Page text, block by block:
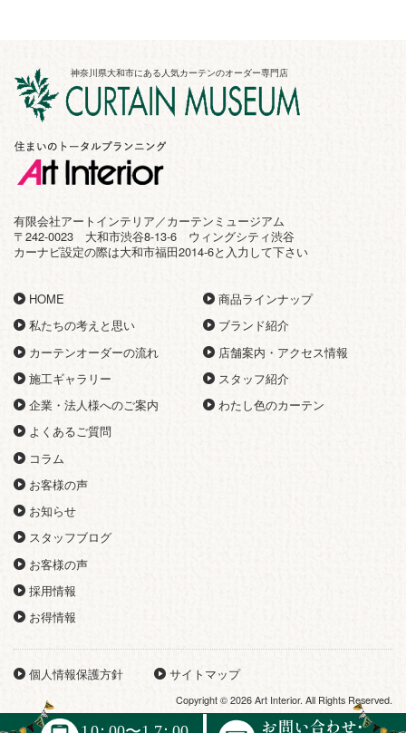
神奈川県大和市にある人気カーテンのオーダー専門店
有限会社アートインテリア／カーテンミュージアム
〒242-0023 大和市渋谷8-13-6 ウィングシティ渋谷
カーナビ設定の際は大和市福田2014-6と入力して下さい
HOME
私たちの考えと思い
カーテンオーダーの流れ
施工ギャラリー
企業・法人様へのご案内
よくあるご質問
コラム
商品ラインナップ
ブランド紹介
店舗案内・アクセス情報
スタッフ紹介
わたし色のカーテン
お客様の声
お知らせ
スタッフブログ
お客様の声
採用情報
お得情報
個人情報保護方針 サイトマップ
Copyright © 2026 Art Interior. All Rights Reserved.